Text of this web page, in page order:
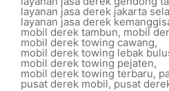
layanan jasa derek jakarta
layanan jasa derek
mobil derek tambun, mobil
mobil derek towing cawang,
mobil derek towing lebak
mobil derek towing pejaten,
mobil derek towing terbaru,
pusat derek mobil,pusat